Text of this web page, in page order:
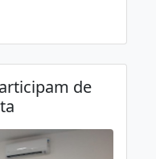
de